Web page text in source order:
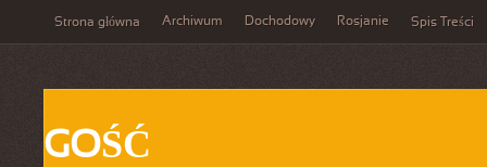
Strona główna Archiwum Dochodowy Rosjanie Spis Treści
GOŚĆ